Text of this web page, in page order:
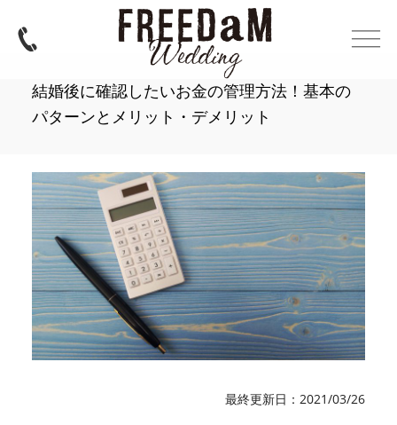
結婚後に確認したいお金の管理方法！基本の
パターンとメリット・デメリット
最終更新日：2021/03/26